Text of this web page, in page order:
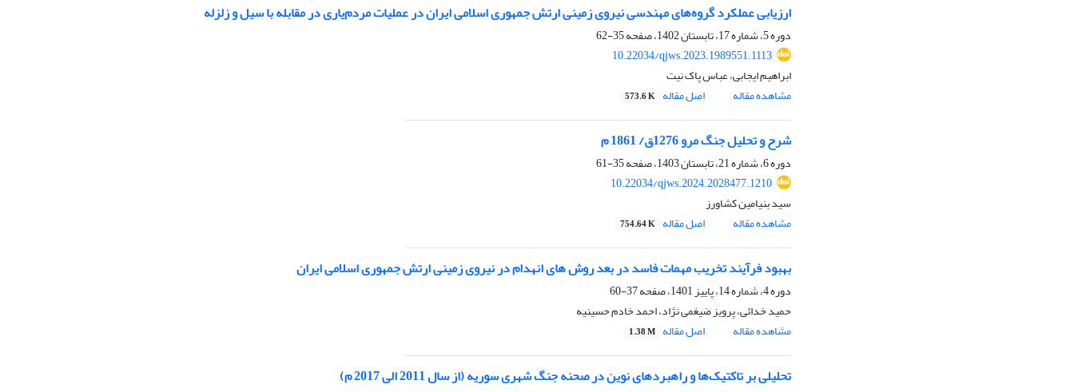
ارزیابی عملکرد گروه‌های مهندسی نیروی زمینی ارتش جمهوری اسلامی ایران در عملیات مردم‌یاری در مقابله با سیل و زلزله
دوره 5، شماره 17، تابستان 1402، صفحه
35-62
10.22034/qjws.2023.1989551.1113
ابراهیم ایجابی، عباس پاک نیت
مشاهده مقاله
اصل مقاله 573.6 K
شرح و تحلیل جنگ مرو 1276ق/ 1861 م
دوره 6، شماره 21، تابستان 1403، صفحه
35-61
10.22034/qjws.2024.2028477.1210
سید بنیامین کشاورز
مشاهده مقاله
اصل مقاله 754.64 K
بهبود فرآیند تخریب مهمات فاسد در بعد روش های انهدام در نیروی زمینی ارتش جمهوری اسلامی ایران
دوره 4، شماره 14، پاییز 1401، صفحه
37-60
حمید خدائی، پرویز ضیغمی نژاد، احمد خادم حسینیه
مشاهده مقاله
اصل مقاله 1.38 M
تحلیلی بر تاکتیک‌ها و راهبردهای نوین در صحنه جنگ شهری سوریه (از سال 2011 الی 2017 م)